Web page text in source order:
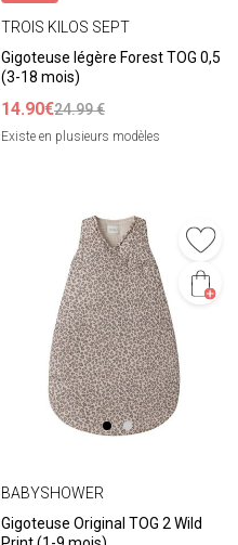
TROIS KILOS SEPT
Gigoteuse légère Forest TOG 0,5
(3-18 mois)
14.90€24.99 €
Existe en plusieurs modèles
BABYSHOWER
Gigoteuse Original TOG 2 Wild